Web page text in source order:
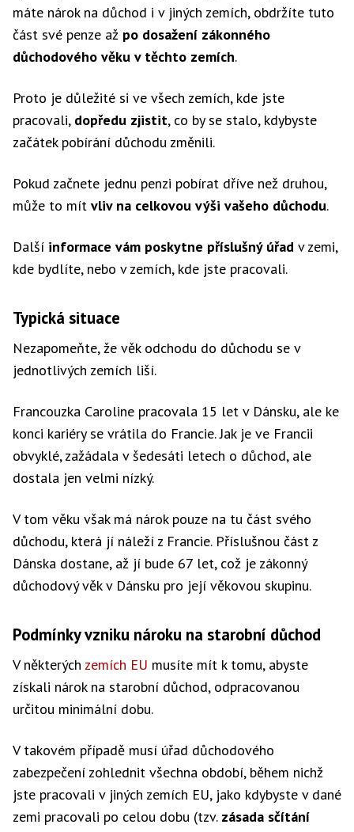
máte nárok na důchod i v jiných zemích, obdržíte tuto
část své penze až po dosažení zákonného
důchodového věku v těchto zemích.
Proto je důležité si ve všech zemích, kde jste
pracovali, dopředu zjistit, co by se stalo, kdybyste
začátek pobírání důchodu změnili.
Pokud začnete jednu penzi pobírat dříve než druhou,
může to mít vliv na celkovou výši vašeho důchodu.
Další informace vám poskytne příslušný úřad v zemi,
kde bydlíte, nebo v zemích, kde jste pracovali.
Typická situace
Nezapomeňte, že věk odchodu do důchodu se v
jednotlivých zemích liší.
Francouzka Caroline pracovala 15 let v Dánsku, ale ke
konci kariéry se vrátila do Francie. Jak je ve Francii
obvyklé, zažádala v šedesáti letech o důchod, ale
dostala jen velmi nízký.
V tom věku však má nárok pouze na tu část svého
důchodu, která jí náleží z Francie. Příslušnou část z
Dánska dostane, až jí bude 67 let, což je zákonný
důchodový věk v Dánsku pro její věkovou skupinu.
Podmínky vzniku nároku na starobní důchod
V některých zemích EU musíte mít k tomu, abyste
získali nárok na starobní důchod, odpracovanou
určitou minimální dobu.
V takovém případě musí úřad důchodového
zabezpečení zohlednit všechna období, během nichž
jste pracovali v jiných zemích EU, jako kdybyste v dané
zemi pracovali po celou dobu (tzv. zásada sčítání